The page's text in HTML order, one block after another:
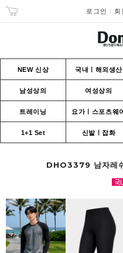
로그인 회
NEW 신상 국내ㅣ해외생산
남성상의 여성상의
트레이닝 요가ㅣ스포츠웨
1+1 Set 신발ㅣ잡화
DHO3379 남자레